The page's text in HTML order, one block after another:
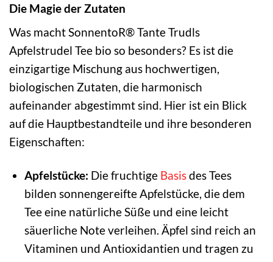
Die Magie der Zutaten
Was macht SonnentoR® Tante Trudls
Apfelstrudel Tee bio so besonders? Es ist die
einzigartige Mischung aus hochwertigen,
biologischen Zutaten, die harmonisch
aufeinander abgestimmt sind. Hier ist ein Blick
auf die Hauptbestandteile und ihre besonderen
Eigenschaften:
Apfelstücke: Die fruchtige Basisdes Tees
bilden sonnengereifte Apfelstücke, die dem
Tee eine natürliche Süße und eine leicht
säuerliche Note verleihen. Äpfel sind reich an
Vitaminen und Antioxidantien und tragen zu